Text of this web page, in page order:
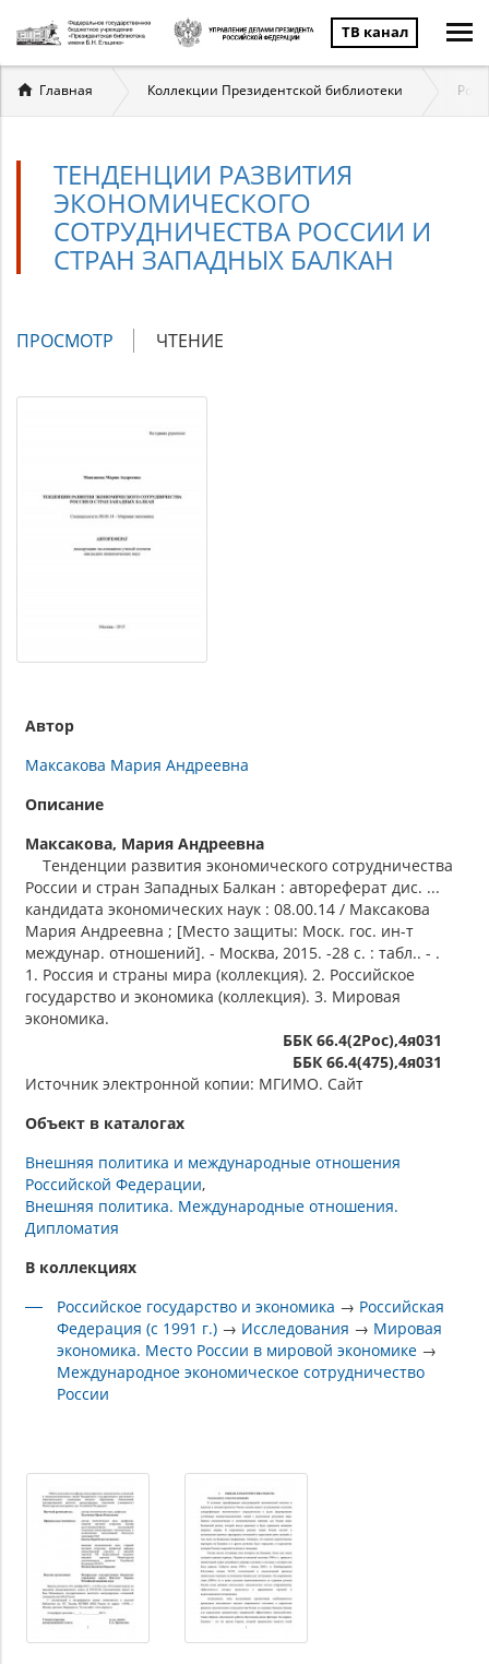
ТВ канал
Вы
здесь
Главная Коллекции Президентской библиотеки
ТЕНДЕНЦИИ РАЗВИТИЯ
ЭКОНОМИЧЕСКОГО
СОТРУДНИЧЕСТВА РОССИИ И
СТРАН ЗАПАДНЫХ БАЛКАН
Главные
ПРОСМОТР (АКТИВНАЯ
ЧТЕНИЕ
Автор
Максакова Мария Андреевна
Описание
Максакова, Мария Андреевна
Тенденции развития экономического сотрудничества
России и стран Западных Балкан : автореферат дис. ...
кандидата экономических наук : 08.00.14 / Максакова
Мария Андреевна ; [Место защиты: Моск. гос. ин-т
междунар. отношений]. - Москва, 2015. -28 с. : табл.. - .
1. Россия и страны мира (коллекция). 2. Российское
государство и экономика (коллекция). 3. Мировая
экономика.
ББК 66.4(2Рос),4я031
ББК 66.4(475),4я031
Источник электронной копии: МГИМО. Сайт
Объект в каталогах
Внешняя политика и международные отношения
Российской Федерации
Внешняя политика. Международные отношения.
Дипломатия
В коллекциях
Российское государство и экономика → Российская
Федерация (с 1991 г.) → Исследования → Мировая
экономика. Место России в мировой экономике →
Международное экономическое сотрудничество
России